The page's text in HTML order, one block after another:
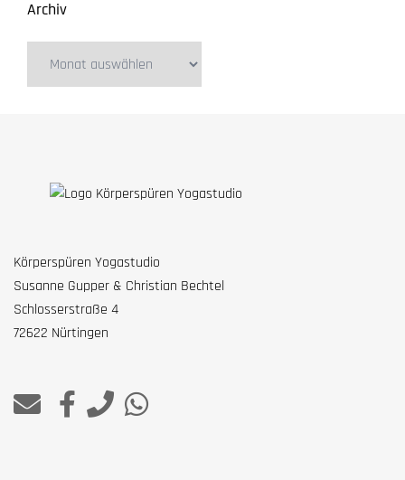
Archiv
Körperspüren Yogastudio
Susanne Gupper & Christian Bechtel
Schlosserstraße 4
72622 Nürtingen